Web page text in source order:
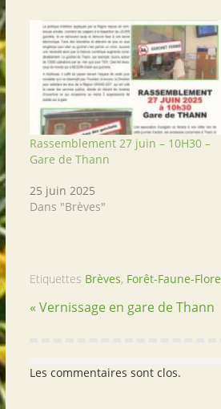
Rassemblement 27 juin – 10H30 –
Gare de Thann
25 juin 2025
Dans "Brèves"
Etiquettes Brèves, Forêt-Faune-Flore
« Vernissage en gare de Thann
Les commentaires sont clos.